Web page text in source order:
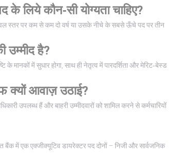
लिये कौन‑सी योग्यता चाहिए?
स्तर पर कम से कम दो वर्ष या उसके नीचे के सबसे ऊँचे पद पर तीन
उम्मीद है?
मानकों में सुधार होगा, साथ ही नेतृत्व में पारदर्शिता और मेरिट‑बेस्ड
क्यों आवाज़ उठाई?
उपलब्ध हैं और बाहरी उम्मीदवारों को शामिल करने से कर्मचारियों
बैंक में एक एक्जीक्यूटिव डायरेक्टर पद दोनों – निजी और सार्वजनिक